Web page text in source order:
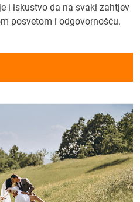
i iskustvo da na svaki zahtjev
posvetom i odgovornošću.